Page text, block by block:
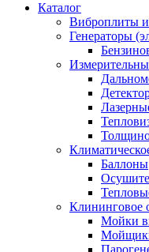
Каталог
Виброплиты
Генераторы
Баллоны
Клининговое
Мойки